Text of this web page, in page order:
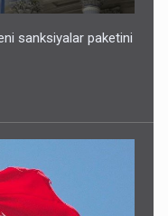
sanksiyalar paketini